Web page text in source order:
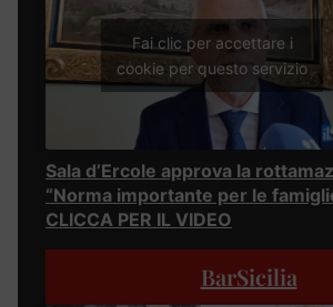
Fai clic per accettare i
cookie per questo servizio
Sala d’Ercole approva la
“Norma importante per le
CLICCA PER IL VIDEO
BarSicilia